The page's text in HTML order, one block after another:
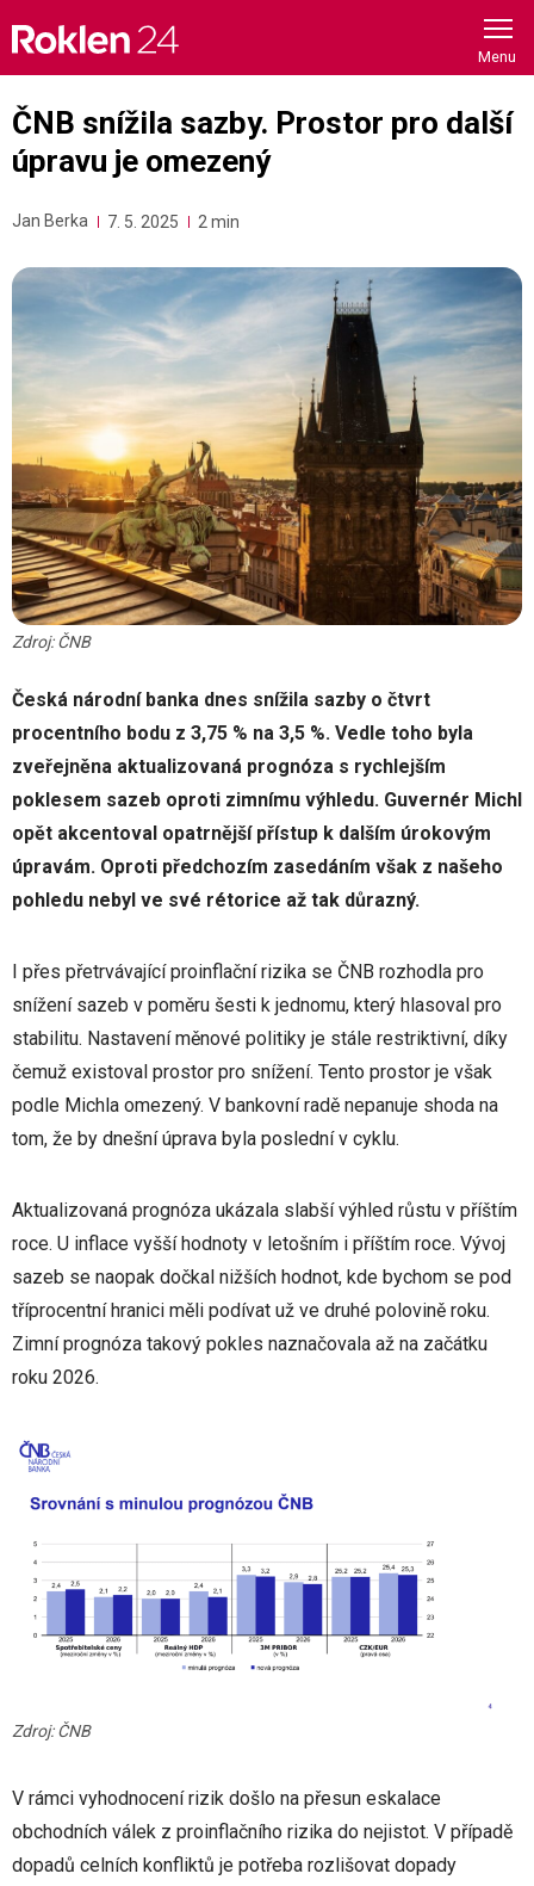
content
ČNB snížila sazby. Prostor pro další
úpravu je omezený
Jan Berka 7. 5. 2025 2 min
Zdroj: ČNB
Česká národní banka dnes snížila sazby o čtvrt
procentního bodu z 3,75 % na 3,5 %. Vedle toho byla
zveřejněna aktualizovaná prognóza s rychlejším
poklesem sazeb oproti zimnímu výhledu. Guvernér Michl
opět akcentoval opatrnější přístup k dalším úrokovým
úpravám. Oproti předchozím zasedáním však z našeho
pohledu nebyl ve své rétorice až tak důrazný.
I přes přetrvávající proinflační rizika se ČNB rozhodla pro
snížení sazeb v poměru šesti k jednomu, který hlasoval pro
stabilitu. Nastavení měnové politiky je stále restriktivní, díky
čemuž existoval prostor pro snížení. Tento prostor je však
podle Michla omezený. V bankovní radě nepanuje shoda na
tom, že by dnešní úprava byla poslední v cyklu.
Aktualizovaná prognóza ukázala slabší výhled růstu v příštím
roce. U inflace vyšší hodnoty v letošním i příštím roce. Vývoj
sazeb se naopak dočkal nižších hodnot, kde bychom se pod
tříprocentní hranici měli podívat už ve druhé polovině roku.
Zimní prognóza takový pokles naznačovala až na začátku
roku 2026.
Zdroj: ČNB
V rámci vyhodnocení rizik došlo na přesun eskalace
obchodních válek z proinflačního rizika do nejistot. V případě
dopadů celních konfliktů je potřeba rozlišovat dopady